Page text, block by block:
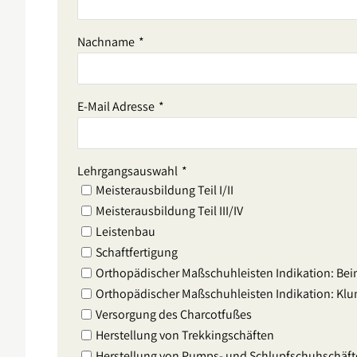
Nachname *
E-Mail Adresse *
Lehrgangsauswahl *
Meisterausbildung Teil I/II
Meisterausbildung Teil III/IV
Leistenbau
Schaftfertigung
Orthopädischer Maßschuhleisten Indikation:
Orthopädischer Maßschuhleisten Indikation:
Versorgung des Charcotfußes
Herstellung von Trekkingschäften